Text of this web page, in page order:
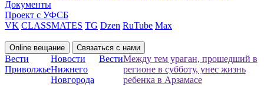
Документы
Проект с УФСБ
VK CLASSMATES TG Dzen RuTube Max
Online вещание Связаться с нами
Вести
Приволжье
Новости
Нижнего
Новгорода
ВестиМежду тем ураган, прошедший в
регионе в субботу, унес жизнь
ребенка в Арзамасе